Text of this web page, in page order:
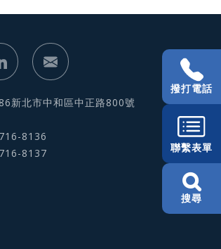
新北市中和區中正路800號
8136
8137
撥打電話
聯繫表單
搜尋